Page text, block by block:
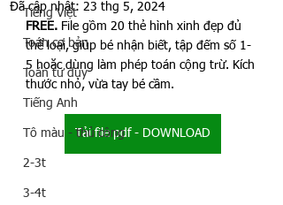
Tiếng Việt
Toán cơ bản
Toán tư duy
Tiếng Anh
Tô màu - thủ công
2-3t
3-4t
Đã cập nhật: 23 thg 5, 2024
FREE. File gồm 20 thẻ hình xinh đẹp đủ
thể loại, giúp bé nhận biết, tập đếm số 1-
5 hoặc dùng làm phép toán cộng trừ. Kích
thước nhỏ, vừa tay bé cầm.
Tải file pdf - DOWNLOAD